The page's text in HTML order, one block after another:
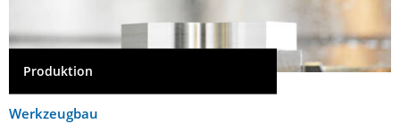
Produktion
Werkzeugbau